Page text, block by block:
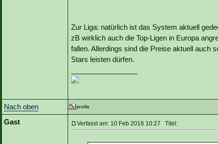
Zur Liga: natürlich ist das System aktuell
zB wirklich auch die Top-Ligen in Europa
fallen. Allerdings sind die Preise aktuell auch
Stars leisten dürfen.
Nach oben
Gast
Verfasst am: 10 Feb 2016 10:27 Titel: